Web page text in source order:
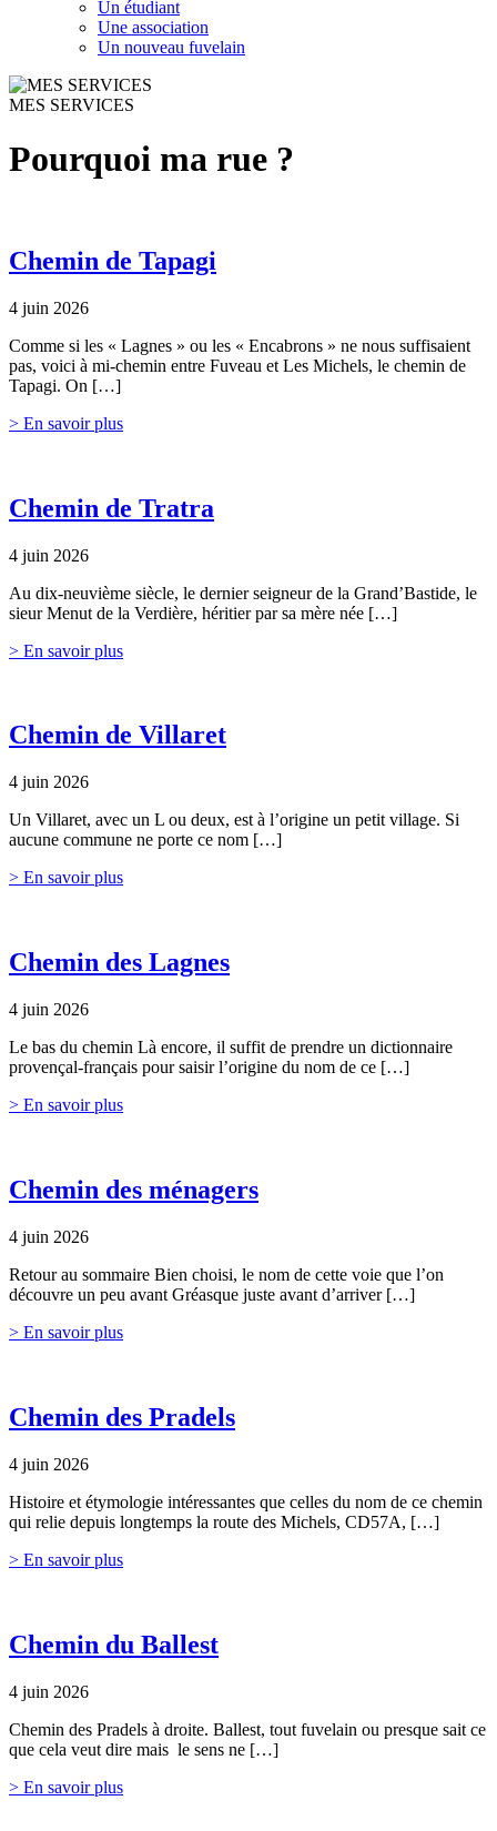
Un étudiant
Une association
Un nouveau fuvelain
MES SERVICES
Pourquoi ma rue ?
Chemin de Tapagi
4 juin 2026
Comme si les « Lagnes » ou les « Encabrons » ne nous suffisaient
pas, voici à mi-chemin entre Fuveau et Les Michels, le chemin de
Tapagi. On […]
> En savoir plus
Chemin de Tratra
4 juin 2026
Au dix-neuvième siècle, le dernier seigneur de la Grand’Bastide, le
sieur Menut de la Verdière, héritier par sa mère née […]
> En savoir plus
Chemin de Villaret
4 juin 2026
Un Villaret, avec un L ou deux, est à l’origine un petit village. Si
aucune commune ne porte ce nom […]
> En savoir plus
Chemin des Lagnes
4 juin 2026
Le bas du chemin Là encore, il suffit de prendre un dictionnaire
provençal-français pour saisir l’origine du nom de ce […]
> En savoir plus
Chemin des ménagers
4 juin 2026
Retour au sommaire Bien choisi, le nom de cette voie que l’on
découvre un peu avant Gréasque juste avant d’arriver […]
> En savoir plus
Chemin des Pradels
4 juin 2026
Histoire et étymologie intéressantes que celles du nom de ce chemin
qui relie depuis longtemps la route des Michels, CD57A, […]
> En savoir plus
Chemin du Ballest
4 juin 2026
Chemin des Pradels à droite. Ballest, tout fuvelain ou presque sait ce
que cela veut dire mais le sens ne […]
> En savoir plus